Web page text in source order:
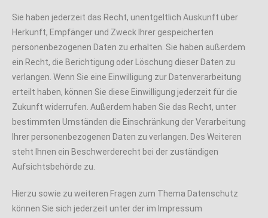
Sie haben jederzeit das Recht, unentgeltlich Auskunft über
Herkunft, Empfänger und Zweck Ihrer gespeicherten
personenbezogenen Daten zu erhalten. Sie haben außerdem
ein Recht, die Berichtigung oder Löschung dieser Daten zu
verlangen. Wenn Sie eine Einwilligung zur Datenverarbeitung
erteilt haben, können Sie diese Einwilligung jederzeit für die
Zukunft widerrufen. Außerdem haben Sie das Recht, unter
bestimmten Umständen die Einschränkung der Verarbeitung
Ihrer personenbezogenen Daten zu verlangen. Des Weiteren
steht Ihnen ein Beschwerderecht bei der zuständigen
Aufsichtsbehörde zu.
Hierzu sowie zu weiteren Fragen zum Thema Datenschutz
können Sie sich jederzeit unter der im Impressum